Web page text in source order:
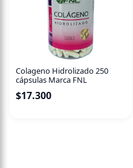
Colageno Hidrolizado 250
cápsulas Marca FNL
$17.300